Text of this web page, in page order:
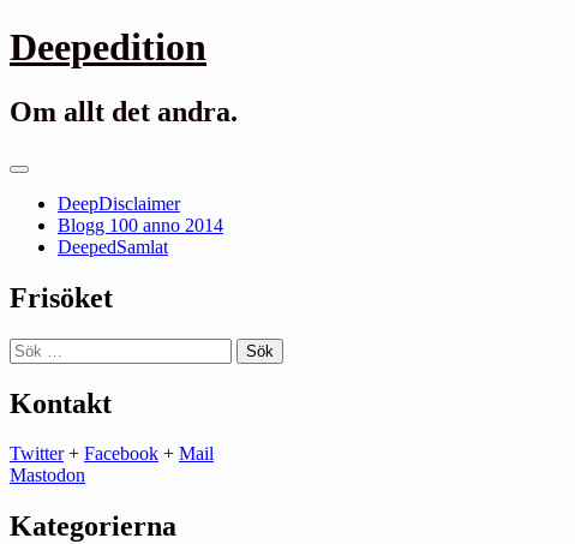
Gå
till
Deepedition
Om allt det andra.
Primär
DeepDisclaimer
Blogg 100 anno 2014
DeepedSamlat
Frisöket
Sök
efter:
Kontakt
Twitter+ Facebook + Mail
Mastodon
Kategorierna